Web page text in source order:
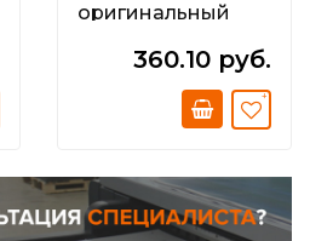
оригинальный
360.10 руб.